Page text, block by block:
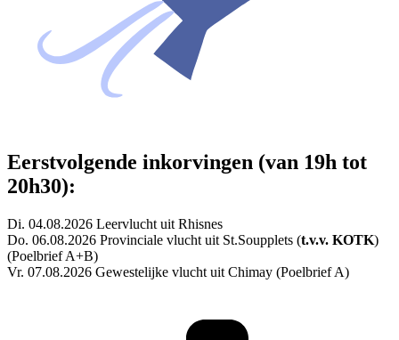
Eerstvolgende inkorvingen (van 19h tot
20h30):
Di. 04.08.2026 Leervlucht uit Rhisnes
Do. 06.08.2026 Provinciale vlucht uit St.Soupplets (t.v.v. KOTK)
(Poelbrief A+B)
Vr. 07.08.2026 Gewestelijke vlucht uit Chimay (Poelbrief A)